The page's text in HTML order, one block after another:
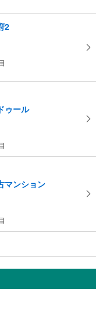
2
ゥール
マンション